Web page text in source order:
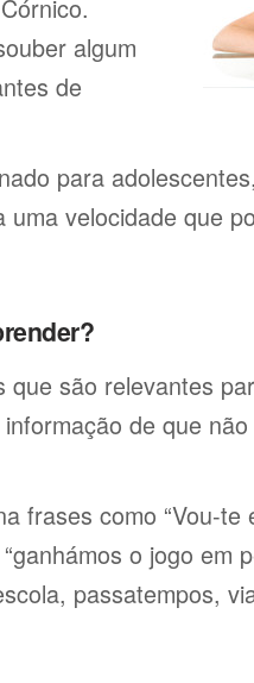
algum
de
para
velocidade que
que são relevantes
de que
frases como “Vou-
o jogo em
passatempos,